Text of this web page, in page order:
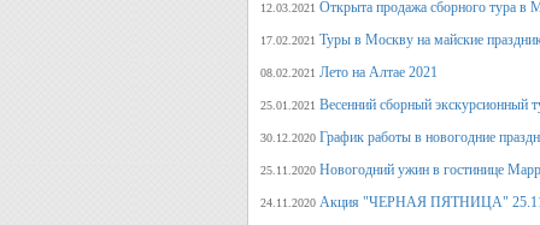
12.03.2021 Открыта продажа сборного тура в
17.02.2021 Туры в Москву на майские
08.02.2021 Лето на Алтае 2021
25.01.2021 Весенний сборный экскурсионный
30.12.2020 График работы в новогодние
25.11.2020 Новогодний ужин в гостинице
24.11.2020 Акция "ЧЕРНАЯ ПЯТНИЦА"